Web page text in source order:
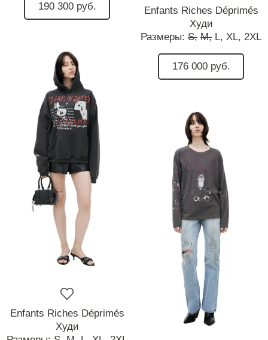
190 300 руб.
Enfants Riches Déprimés
Худи
Размеры: S, M, L, XL, 2XL
176 000 руб.
Enfants Riches Déprimés
Худи